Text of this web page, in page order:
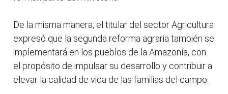
De la misma manera, el titular del sector Agricultura
expresó que la segunda reforma agraria también se
implementará en los pueblos de la Amazonía, con
el propósito de impulsar su desarrollo y contribuir a
elevar la calidad de vida de las familias del campo.